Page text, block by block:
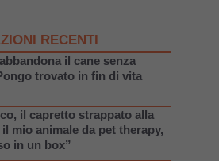
RECENTI
il cane senza
trovato in fin di vita
il capretto strappato alla
mio animale da pet therapy,
in un box”